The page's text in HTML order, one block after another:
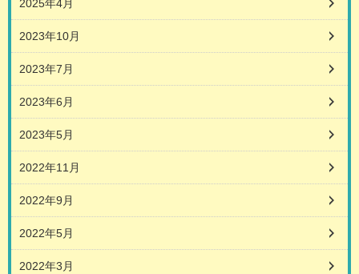
2025年4月
2023年10月
2023年7月
2023年6月
2023年5月
2022年11月
2022年9月
2022年5月
2022年3月